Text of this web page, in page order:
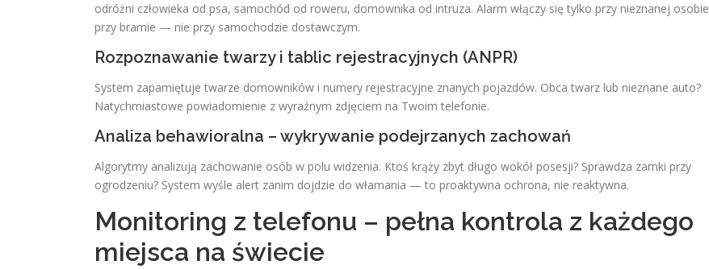
odróżni człowieka od psa, samochód od roweru, domownika od intruza. Alarm włączy się tylko przy nieznanej osobie
przy bramie — nie przy samochodzie dostawczym.
Rozpoznawanie twarzy i tablic rejestracyjnych (ANPR)
System zapamiętuje twarze domowników i numery rejestracyjne znanych pojazdów. Obca twarz lub nieznane auto?
Natychmiastowe powiadomienie z wyraźnym zdjęciem na Twoim telefonie.
Analiza behawioralna – wykrywanie podejrzanych zachowań
Algorytmy analizują zachowanie osób w polu widzenia. Ktoś krąży zbyt długo wokół posesji? Sprawdza zamki przy
ogrodzeniu? System wyśle alert zanim dojdzie do włamania — to proaktywna ochrona, nie reaktywna.
Monitoring z telefonu – pełna kontrola z każdego
miejsca na świecie